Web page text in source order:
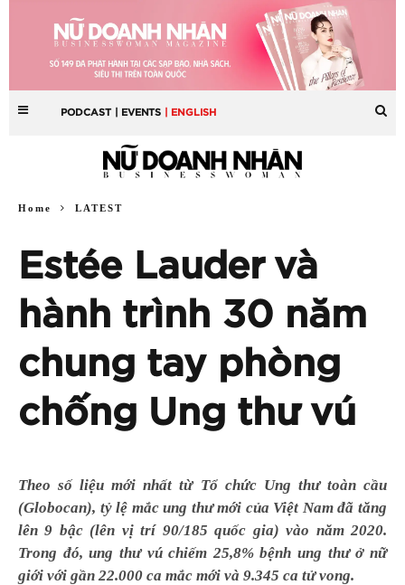
PODCAST | EVENTS | ENGLISH
Home LATEST
Estée Lauder và
hành trình 30 năm
chung tay phòng
chống Ung thư vú
Theo số liệu mới nhất từ Tổ chức Ung thư toàn cầu
(Globocan), tỷ lệ mắc ung thư mới của Việt Nam đã tăng
lên 9 bậc (lên vị trí 90/185 quốc gia) vào năm 2020.
Trong đó, ung thư vú chiếm 25,8% bệnh ung thư ở nữ
giới với gần 22.000 ca mắc mới và 9.345 ca tử vong.